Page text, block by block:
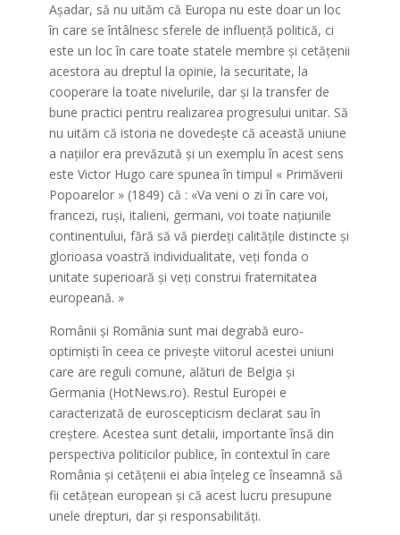
Așadar, să nu uităm că Europa nu este doar un loc
în care se întâlnesc sferele de influență politică, ci
este un loc în care toate statele membre și cetățenii
acestora au dreptul la opinie, la securitate, la
cooperare la toate nivelurile, dar și la transfer de
bune practici pentru realizarea progresului unitar. Să
nu uităm că istoria ne dovedește că această uniune
a națiilor era prevăzută și un exemplu în acest sens
este Victor Hugo care spunea în timpul « Primăverii
Popoarelor » (1849) că : «Va veni o zi în care voi,
francezi, ruşi, italieni, germani, voi toate națiunile
continentului, fără să vă pierdeți calitățile distincte şi
glorioasa voastră individualitate, veți fonda o
unitate superioară şi veți construi fraternitatea
europeană. »
Românii și România sunt mai degrabă euro-
optimiști în ceea ce privește viitorul acestei uniuni
care are reguli comune, alături de Belgia și
Germania (HotNews.ro). Restul Europei e
caracterizată de euroscepticism declarat sau în
creștere. Acestea sunt detalii, importante însă din
perspectiva politicilor publice, în contextul în care
România și cetățenii ei abia înțeleg ce înseamnă să
fii cetățean european și că acest lucru presupune
unele drepturi, dar și responsabilități.